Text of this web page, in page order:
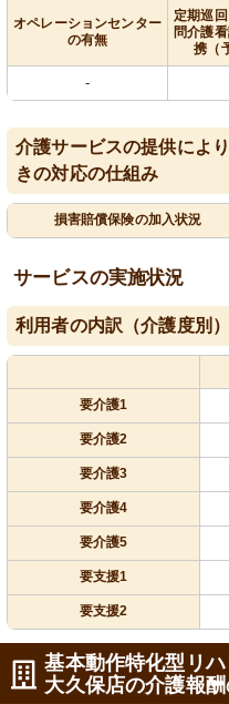
オペレーションセンター
の有無
定期巡
問介護
携（
-
介護サービスの提供によ
きの対応の仕組み
損害賠償保険の加入状況
サービスの実施状況
利用者の内訳（介護度別）
要介護1
要介護2
要介護3
要介護4
要介護5
要支援1
要支援2
基本動作特化型リ
大久保店の介護報